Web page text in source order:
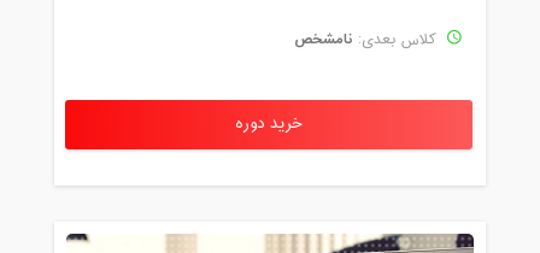
کلاس بعدی: نامشخص
خرید دوره